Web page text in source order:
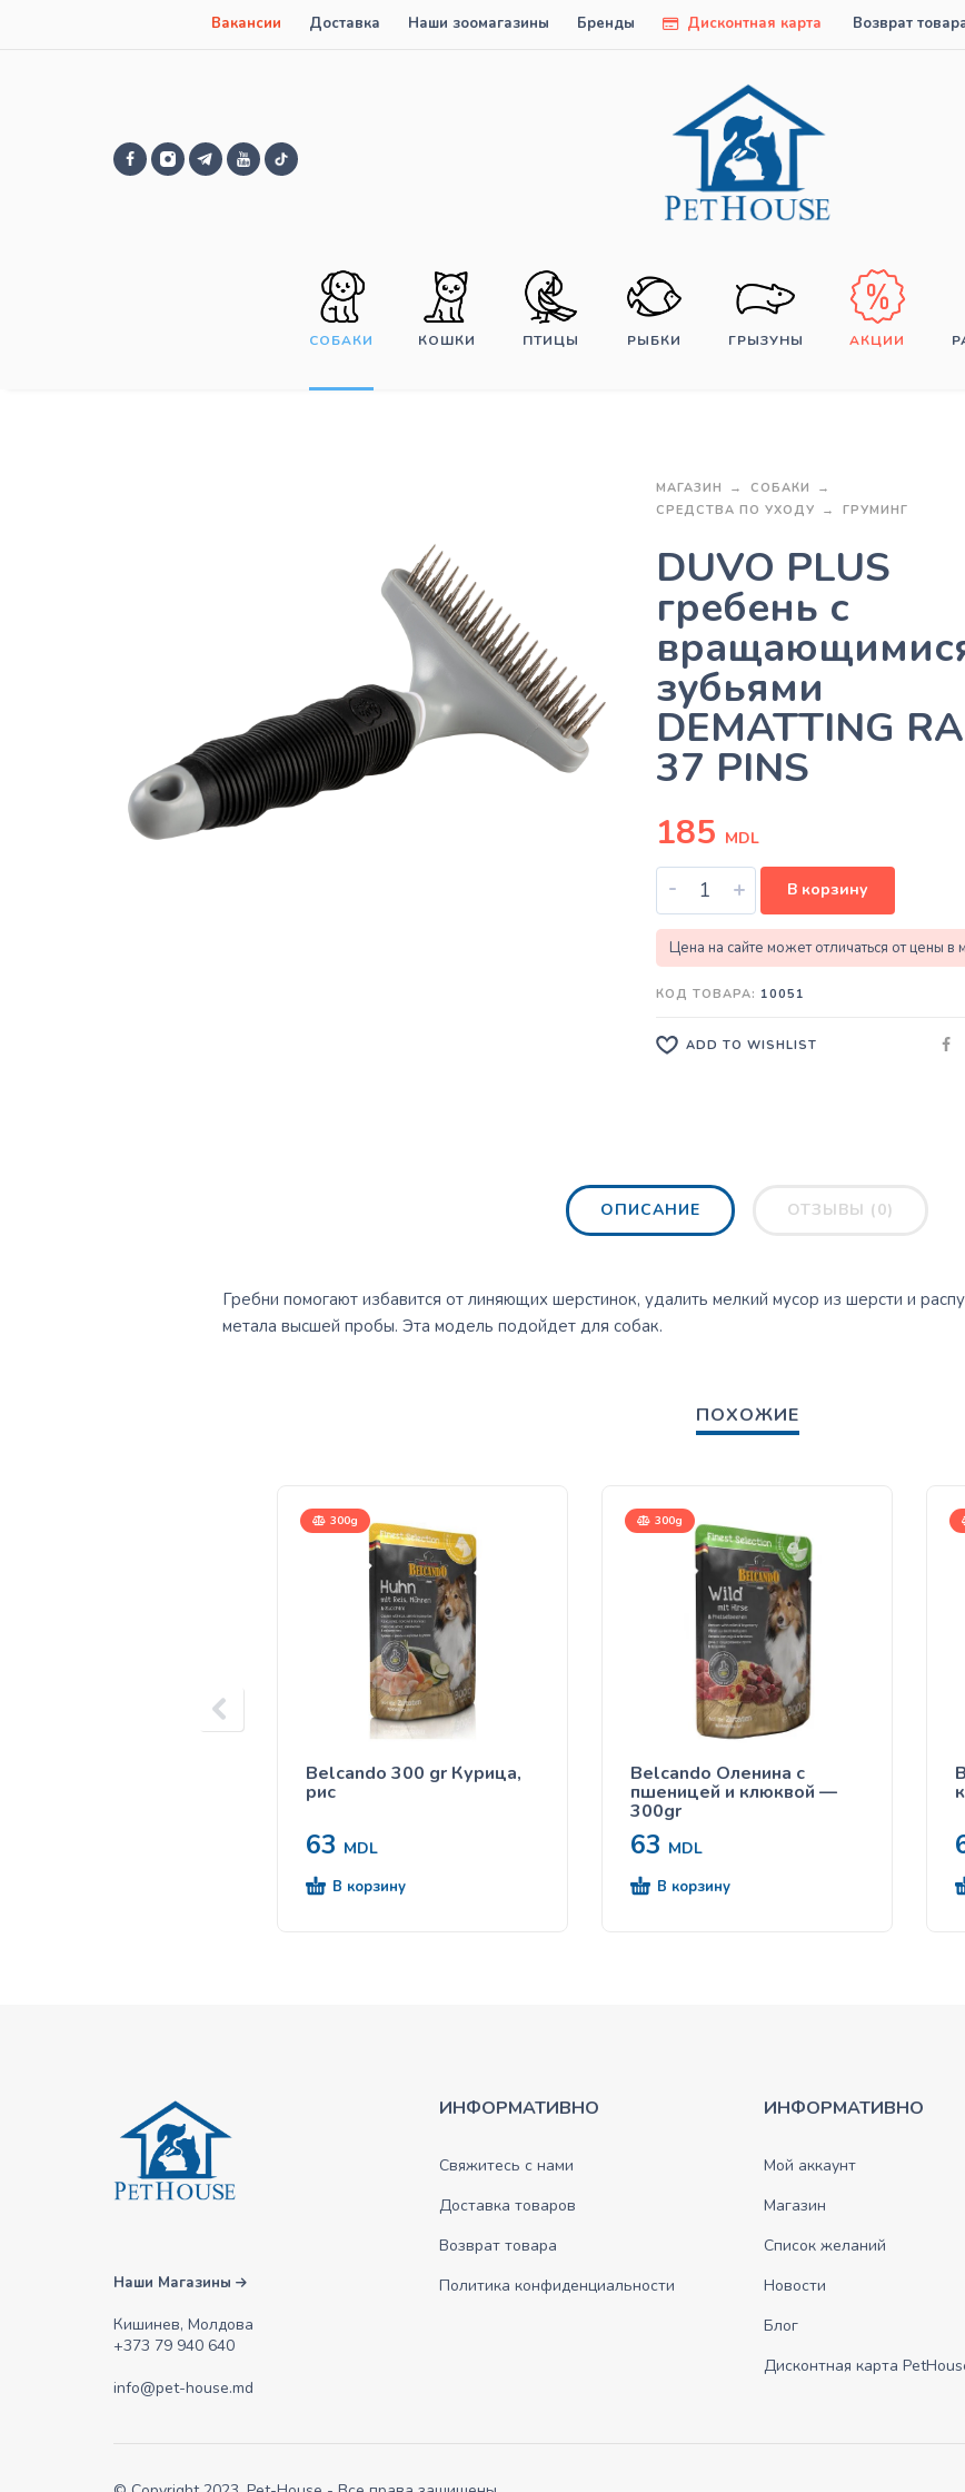
Вакансии Доставка Наши зоомагазины Бренды Дисконтная карта Возврат
СОБАКИ КОШКИ ПТИЦЫ РЫБКИ ГРЫЗУНЫ АКЦИИ
МАГАЗИН
СОБАКИ
СРЕДСТВА ПО УХОДУ
ГРУМИНГ
DUVO PLUS
гребень с
зубьями
DEMATTING
37 PINS
185 MDL
- + В корзину
Цена на сайте может отличаться от цены в
КОД ТОВАРА: 10051
ADD TO WISHLIST
ОПИСАНИЕ ОТЗЫВЫ (0)
Гребни помогают избавится от линяющих шерстинок, удалить мелкий мусор из шерсти и
метала высшей пробы. Эта модель подойдет для собак.
ПОХОЖИЕ
300g
Belcando 300 gr Курица,
рис
63 MDL
В корзину
300g
Belcando Оленина с
пшеницей и клюквой —
300gr
63 MDL
В корзину
Наши Магазины
Кишинев, Молдова
+373 79 940 640
info@pet-house.md
ИНФОРМАТИВНО
Свяжитесь с нами
Доставка товаров
Возврат товара
Политика конфиденциальности
ИНФОРМАТИВНО
Мой аккаунт
Магазин
Список желаний
Новости
Блог
Дисконтная карта